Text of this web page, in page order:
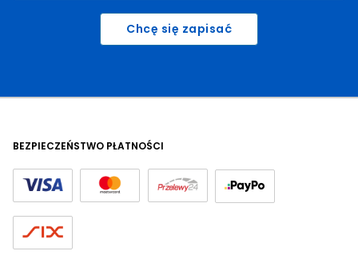
Chcę się zapisać
BEZPIECZEŃSTWO PŁATNOŚCI